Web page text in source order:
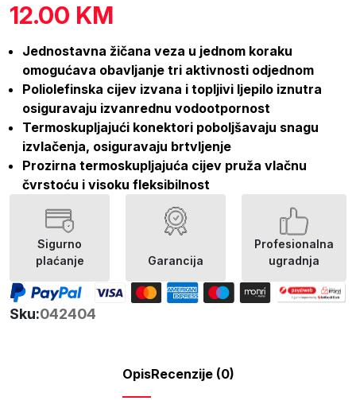
12.00 KM
Jednostavna žičana veza u jednom koraku
omogućava obavljanje tri aktivnosti odjednom
Poliolefinska cijev izvana i topljivi ljepilo iznutra
osiguravaju izvanrednu vodootpornost
Termoskupljajući konektori poboljšavaju snagu
izvlačenja, osiguravaju brtvljenje
Prozirna termoskupljajuća cijev pruža vlačnu
čvrstoću i visoku fleksibilnost
Sigurno
plaćanje
Garancija
Profesionalna
ugradnja
Sku:042404
OpisRecenzije (0)